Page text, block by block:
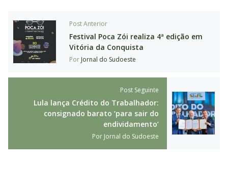
Post Anterior
Festival Poca Zói realiza 4ª edição em
Vitória da Conquista
Por Jornal do Sudoeste
Post Seguinte
Lula lança Crédito do Trabalhador:
consignado barato ‘para sair do
endividamento’
Por Jornal do Sudoeste